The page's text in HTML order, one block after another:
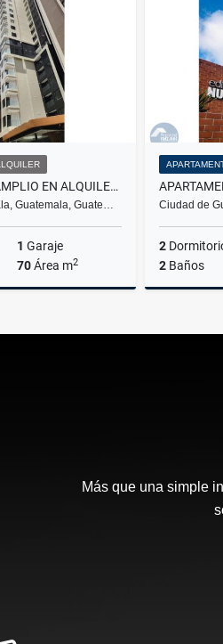
APARTAMENTO AMPLIO EN ALQUILER VERDU, ZONA 13
Guatemala, Guate…
1 Garaje
70Área m2
Ciudad de
2
2 Baños
Más que una simple